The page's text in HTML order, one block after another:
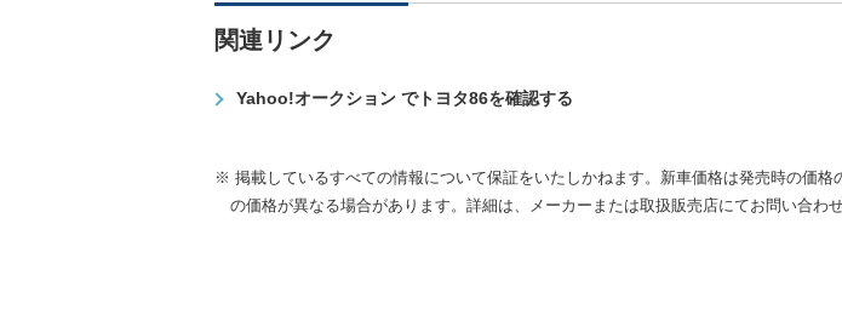
関連リンク
Yahoo!オークション でトヨタ86を確認する
※ 掲載しているすべての情報について保証をいたしかねます。新車価格は発売時の価格
の価格が異なる場合があります。詳細は、メーカーまたは取扱販売店にてお問い合わせ